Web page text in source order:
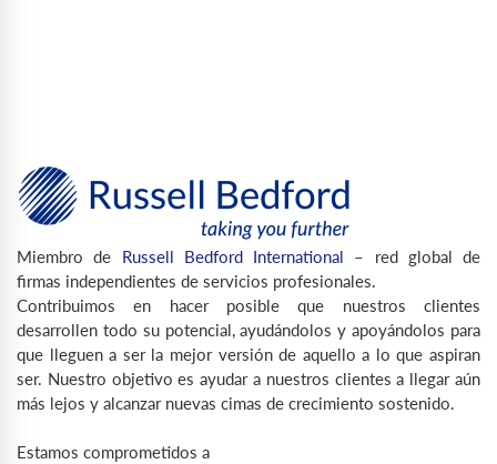
Miembro de Russell Bedford International – red global de
firmas independientes de servicios profesionales.
Contribuimos en hacer posible que nuestros clientes
desarrollen todo su potencial, ayudándolos y apoyándolos para
que lleguen a ser la mejor versión de aquello a lo que aspiran
ser. Nuestro objetivo es ayudar a nuestros clientes a llegar aún
más lejos y alcanzar nuevas cimas de crecimiento sostenido.
Estamos comprometidos a